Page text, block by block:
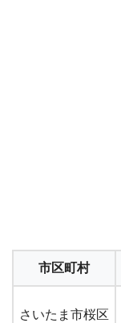
市区町村
さいたま市桜区